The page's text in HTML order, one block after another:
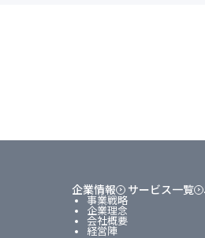
企業情報
事業戦略
企業理念
会社概要
経営陣
サービス一覧